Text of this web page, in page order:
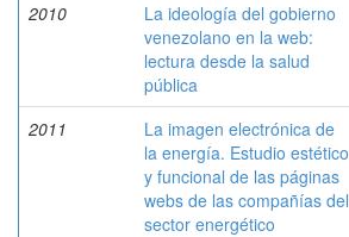
2010
La ideología del gobierno
venezolano en la web:
lectura desde la salud
pública
2011
La imagen electrónica de
la energía. Estudio estético
y funcional de las páginas
webs de las compañías del
sector energético